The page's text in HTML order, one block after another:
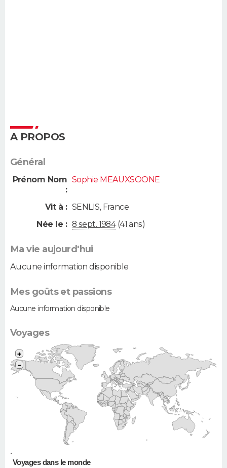
A PROPOS
Général
Prénom Nom
:
Sophie MEAUXSOONE
Vit à : SENLIS, France
Née le : 8 sept. 1984(41 ans)
Ma vie aujourd'hui
Aucune information disponible
Mes goûts et passions
Aucune information disponible
Voyages
•
+
−
Voyages dans le monde